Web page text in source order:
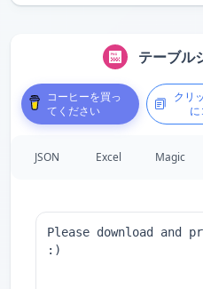
テーブル
コーヒーを買っ
てください
クリ
JSON Excel Magic